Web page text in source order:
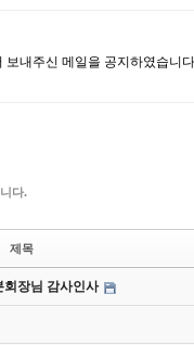
보내주신 메일을 공지하였습니
다.
제목
장님 감사인사